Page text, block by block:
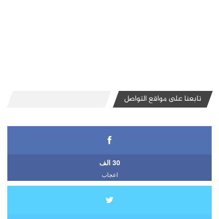
تابعنا على مواقع التواصل
30 الف
اعجاب